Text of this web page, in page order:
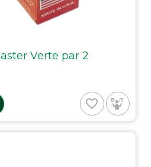
Verte par 2
favorite_border